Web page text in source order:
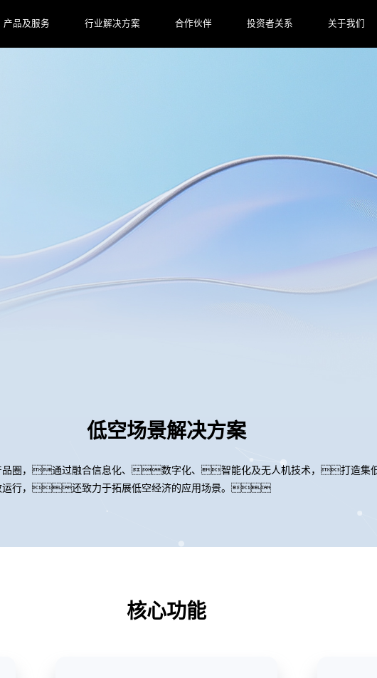
产品及服务 行业解决方案 合作伙伴 投资者关系 关于我们
低空场景解决方案
产品圈，通过融合信息化、数字化、智能化及无人机技术，打造
运行，还致力于拓展低空经济的应用场景。
核心功能